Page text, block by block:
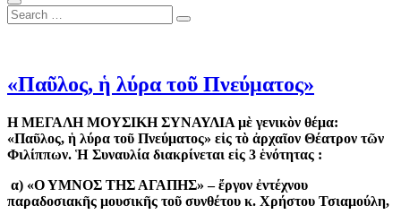
Search
…
Search
«Παῦλος, ἡ λύρα τοῦ Πνεύματος»
Η ΜΕΓΑΛΗ ΜΟΥΣΙΚΗ ΣΥΝΑΥΛΙΑ μὲ γενικὸν θέμα:
«Παῦλος, ἡ λύρα τοῦ Πνεύματος» εἰς τὸ ἀρχαῖον Θέατρον τῶν
Φιλίππων. Ἡ Συν­αυλία διακρίνεται εἰς 3 ἑνότητας :
α) «Ο ΥΜΝΟΣ ΤΗΣ ΑΓΑΠΗΣ» – ἔργον ἐντέχνου
παραδοσιακῆς μουσικῆς τοῦ συνθέτου κ. Χρήστου Τσιαμούλη,